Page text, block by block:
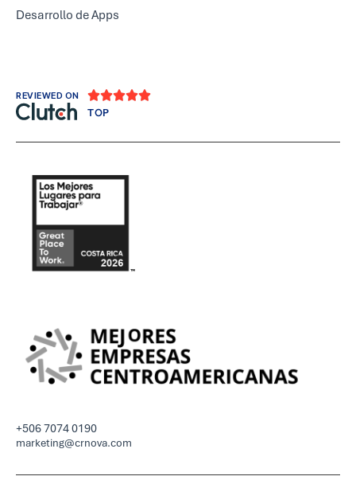
Desarrollo de Apps
REVIEWED ON 
TOP
+506 7074 0190
marketing@crnova.com